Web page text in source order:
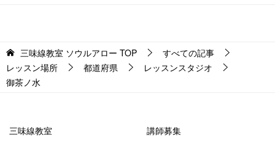
三味線教室 ソウルアロー TOP
すべての記事
レッスン場所
都道府県
レッスンスタジオ
御茶ノ水
三味線教室 講師募集